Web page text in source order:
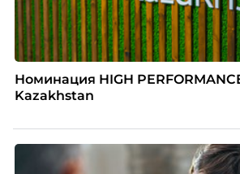
Номинация HIGH
Kazakhstan